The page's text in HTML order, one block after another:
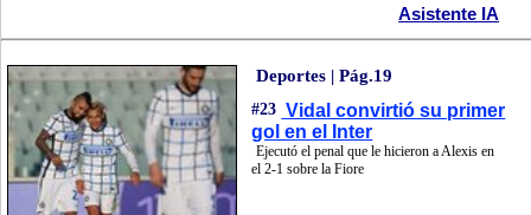
Asistente IA
Deportes | Pág.19
#23 Vidal convirtió su primer
gol en el Inter
Ejecutó el penal que le hicieron a Alexis en
el 2-1 sobre la Fiore